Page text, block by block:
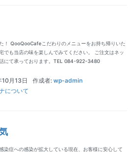
！ QooQooCafeこだわりのメニューをお持ち帰りいた
でも当店の味を楽しんでみてください。 ご注文はネッ
にて承っております。TEL 084-922-3480
月13日 作成者: wp-admin
について
染症への感染が拡大している現在、お客様に安心して